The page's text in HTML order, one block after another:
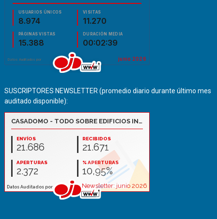
SUSCRIPTORES NEWSLETTER (promedio diario durante último mes
auditado disponible):